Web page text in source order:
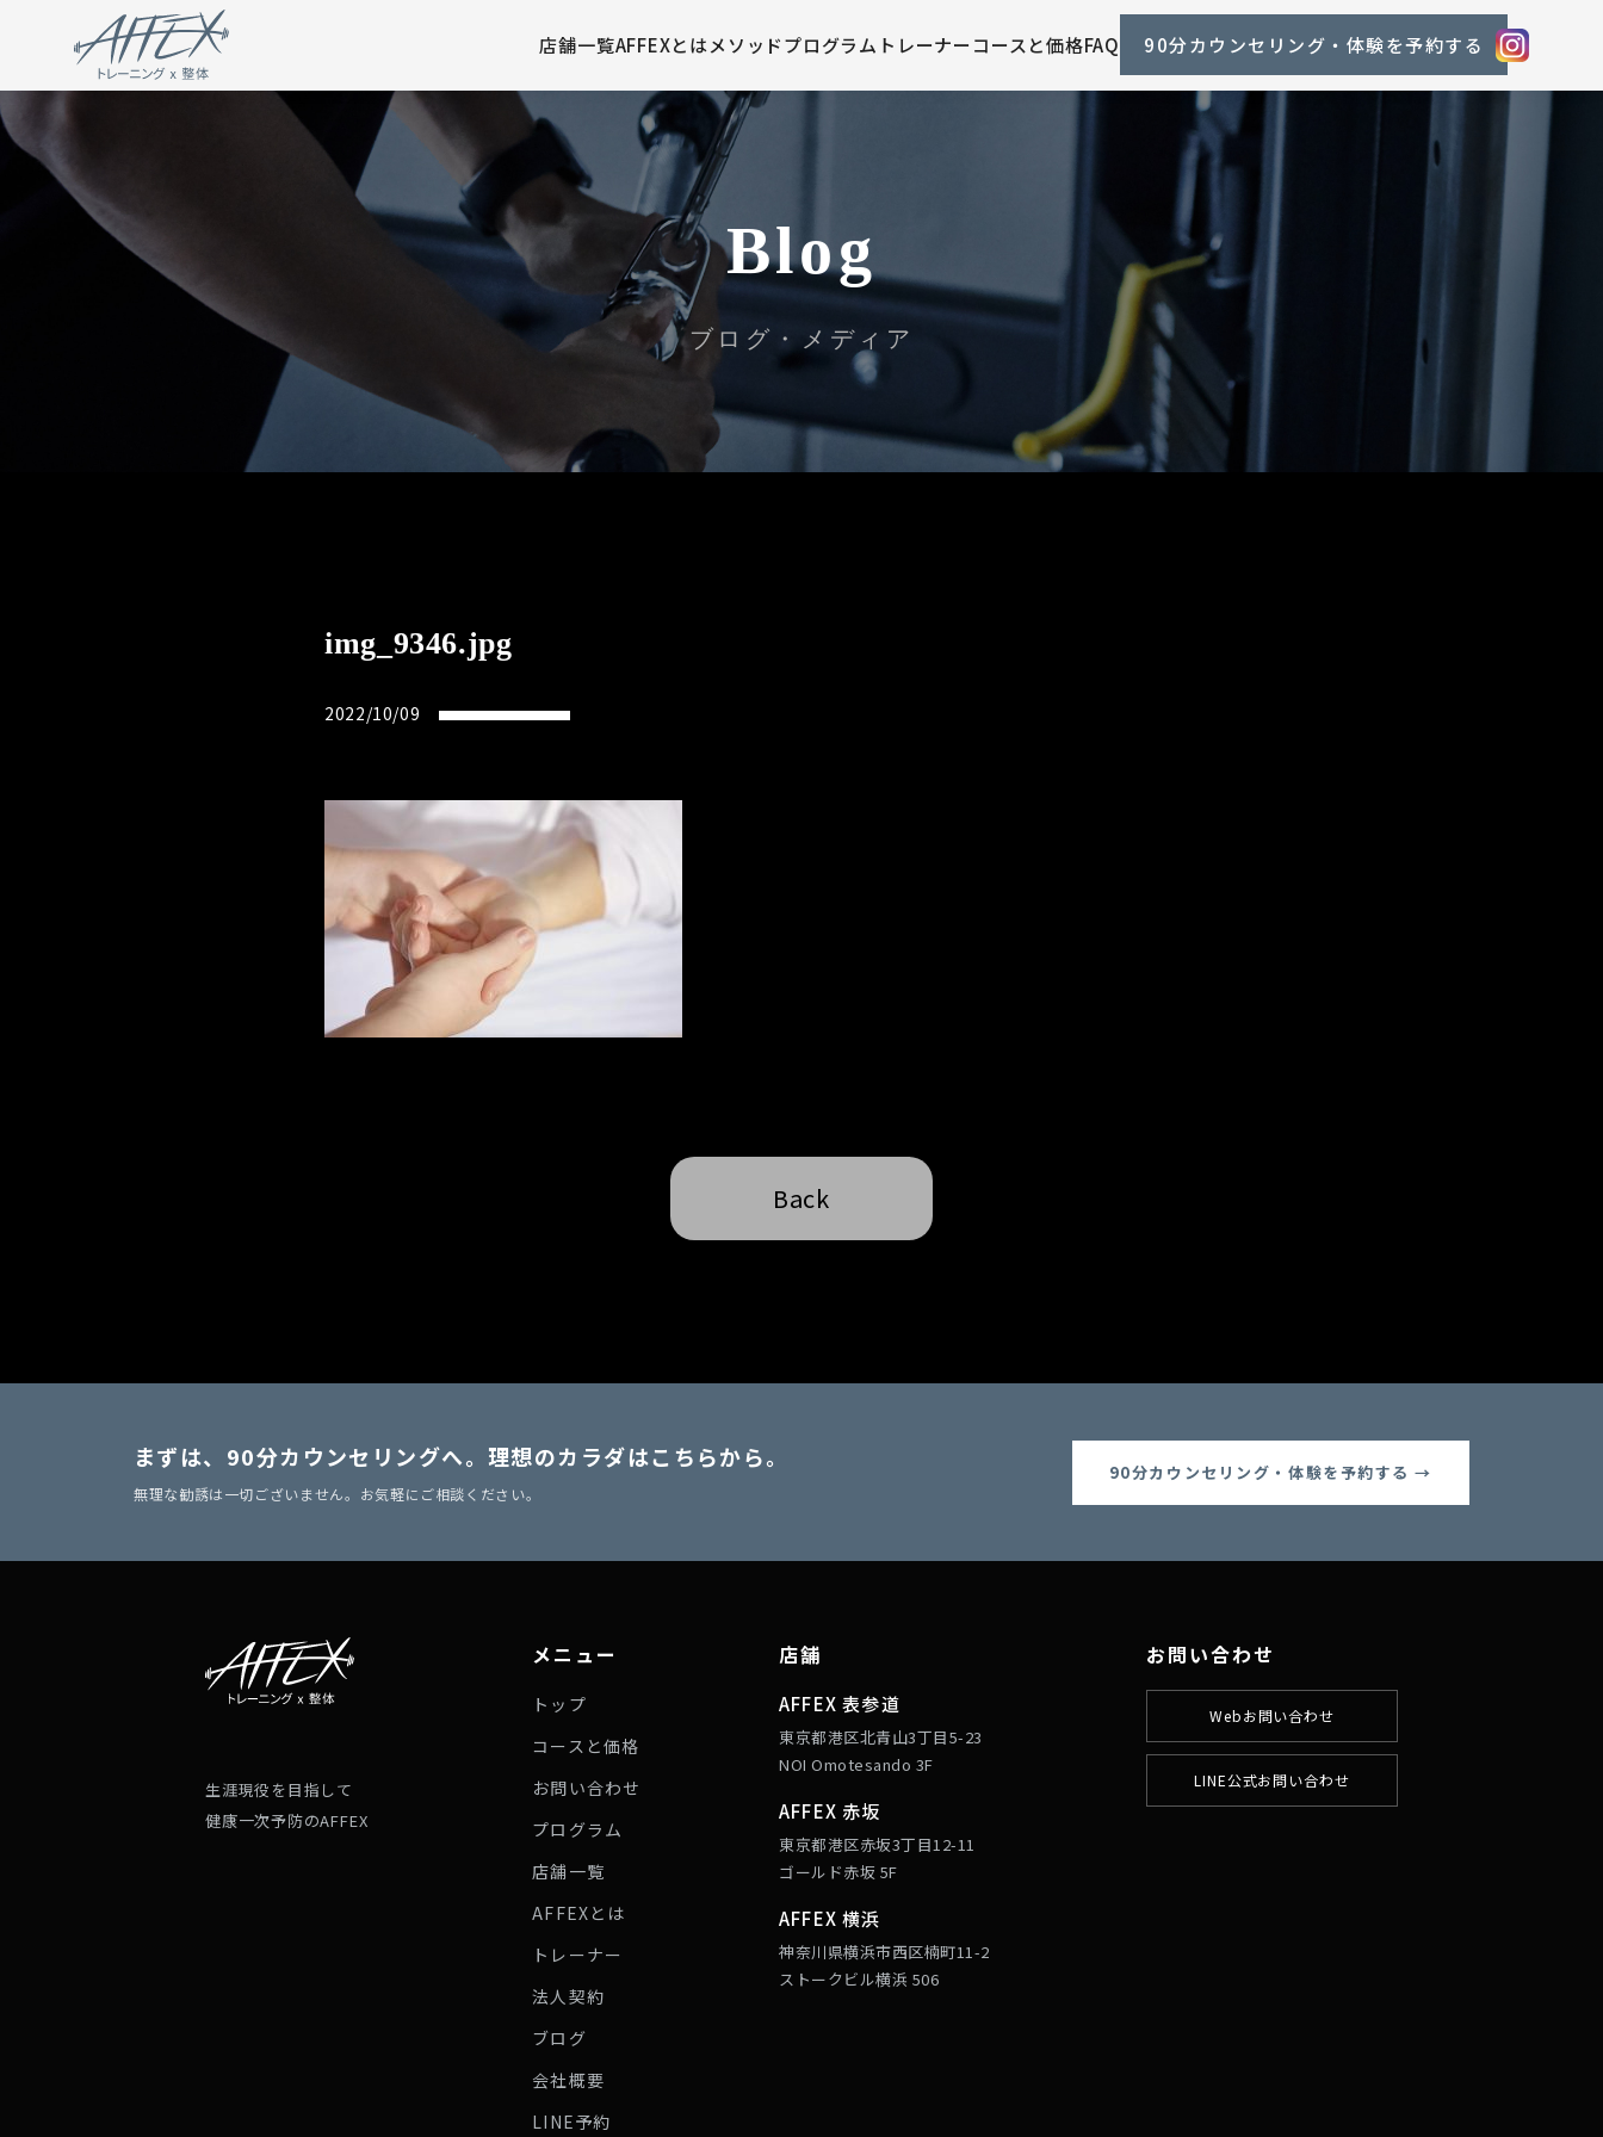
店舗一覧AFFEXとはメソッドプログラム トレーナー コースと価格FAQ 90分カウンセリング・体験を予約する
Blog
ブログ・メディア
img_9346.jpg
2022/10/09
Back
まずは、90分カウンセリングへ。 理想のカラダはこちらから。
無理な勧誘は一切ございません。お気軽にご相談ください。
90分カウンセリング・体験を予約する →
生涯現役を目指して
健康一次予防のAFFEX
メニュー
トップ
コースと価格
お問い合わせ
プログラム
店舗一覧
AFFEXとは
トレーナー
法人契約
ブログ
会社概要
LINE予約
店舗
AFFEX 表参道
東京都港区北青山3丁目5-23
NOI Omotesando 3F
AFFEX 赤坂
東京都港区赤坂3丁目12-11
ゴールド赤坂 5F
AFFEX 横浜
神奈川県横浜市西区楠町11-2
ストークビル横浜 506
お問い合わせ
Webお問い合わせ
LINE公式お問い合わせ